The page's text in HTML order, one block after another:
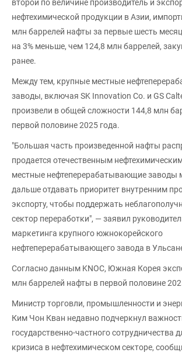
второй по величине производитель и
нефтехимической продукции в Азии,
млн баррелей нафты за первые шесть
на 3% меньше, чем 124,8 млн баррелей,
ранее.
Между тем, крупные местные
заводы, включая SK Innovation Co. и GS
произвели в общей сложности 144,8 млн
первой половине 2025 года.
"Большая часть произведенной нафты
продается отечественным
местные нефтеперерабатывающие заводы
дальше отдавать приоритет внутренним
экспорту, чтобы поддержать
сектор переработки", — заявил
маркетинга крупного южнокорейского
нефтеперерабатывающего завода в
Согласно данным KNOC, Южная Корея
млн баррелей нафты в первой половине
Министр торговли, промышленности и
Ким Чон Кван недавно подчеркнул
государственно-частного сотрудничества
кризиса в нефтехимическом секторе,